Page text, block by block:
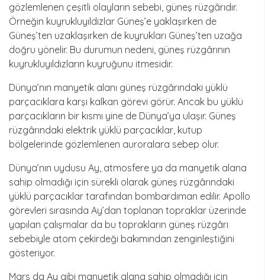
gözlemlenen çeşitli olayların sebebi, güneş rüzgârıdır.
Örneğin kuyrukluyıldızlar Güneş’e yaklaşırken de
Güneş’ten uzaklaşırken de kuyrukları Güneş’ten uzağa
doğru yönelir. Bu durumun nedeni, güneş rüzgârının
kuyrukluyıldızların kuyruğunu itmesidir.
Dünya’nın manyetik alanı güneş rüzgârındaki yüklü
parçacıklara karşı kalkan görevi görür. Ancak bu yüklü
parçacıkların bir kısmı yine de Dünya’ya ulaşır. Güneş
rüzgârındaki elektrik yüklü parçacıklar, kutup
bölgelerinde gözlemlenen auroralara sebep olur.
Dünya’nın uydusu Ay, atmosfere ya da manyetik alana
sahip olmadığı için sürekli olarak güneş rüzgârındaki
yüklü parçacıklar tarafından bombardıman edilir. Apollo
görevleri sırasında Ay’dan toplanan topraklar üzerinde
yapılan çalışmalar da bu toprakların güneş rüzgârı
sebebiyle atom çekirdeği bakımından zenginleştiğini
gösteriyor.
Mars da Ay gibi manyetik alana sahip olmadığı için